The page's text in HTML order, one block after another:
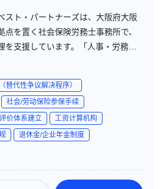
スト・パートナーズは、大阪府大阪
を置く社会保険労務士事務所で、
を支援しています。「人事・労務の
して、企業の成長と発展をサポート
。
替代性争议解决程序）
社会/劳动保险参保手续
价体系建立
工资计算机构
退休金/企业年金制度